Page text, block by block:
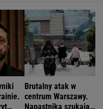
Brutalny atak w
centrum Warszawy.
Napastnika szukają